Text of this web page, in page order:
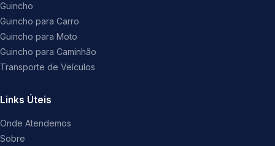
Guincho
Guincho para Carro
Guincho para Moto
Guincho para Caminhão
Transporte de Veículos
Links Úteis
Onde Atendemos
Sobre